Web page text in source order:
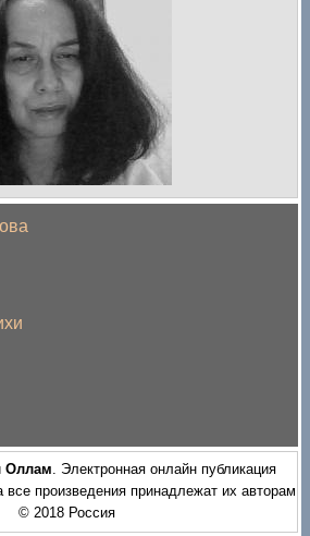
Оллам. Электронная онлайн публикация
все произведения принадлежат их авторам
© 2018 Россия